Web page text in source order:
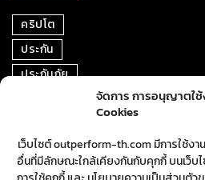
จัดการ การอนุญาตใช้
Cookies
เว็บไซต์ outperform-th.com มีการใช้งา
อื่นที่มีลักษณะใกล้เคียงกันกับคุกกี้ บนเว็บ
คริปโต
ประกัน
ประกันภัย
ตราสารหนี้
อสังหาริมทรัพย์